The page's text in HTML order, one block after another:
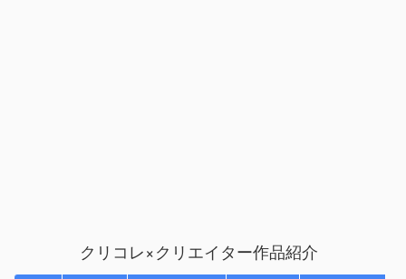
クリコレ×クリエイター作品紹介